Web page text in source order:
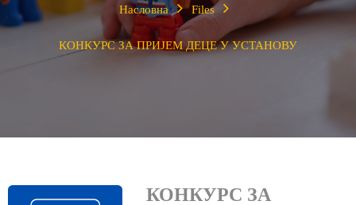
Насловна Files
КОНКУРС ЗА ПРИЈЕМ ДЕЦЕ У УСТАНОВУ
КОНКУРС ЗА